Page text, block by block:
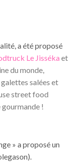
a été proposé
Le Jisséka et
du monde,
salées et
street food
gourmande !
» a proposé un